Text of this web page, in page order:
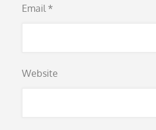
Email *
Website